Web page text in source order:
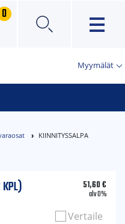
0
×
Myymälät
KIINNITYSSALPA
51,60€
alv 0%
Vertaile